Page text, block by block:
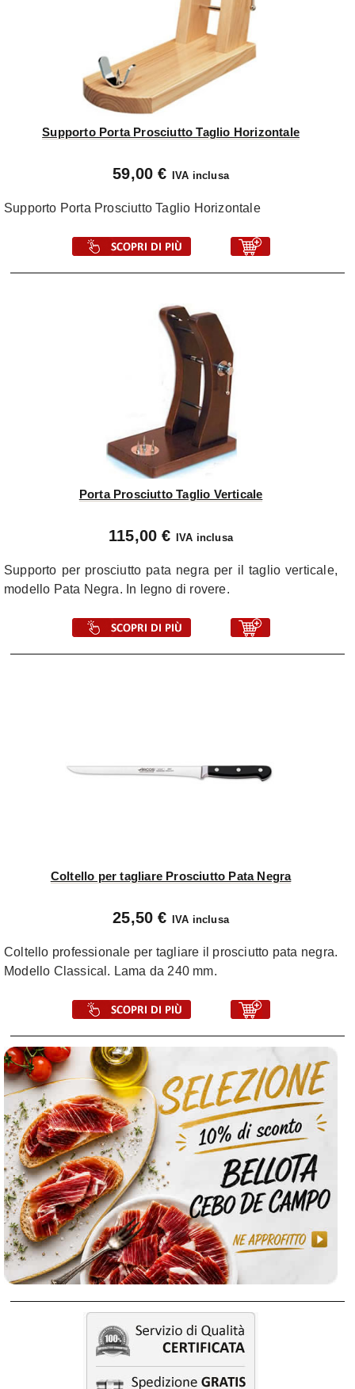
Supporto Porta Prosciutto Taglio Horizontale
59,00 € IVA inclusa
Supporto Porta Prosciutto Taglio Horizontale
Porta Prosciutto Taglio Verticale
115,00 € IVA inclusa
Supporto per prosciutto pata negra per il taglio verticale,
modello Pata Negra. In legno di rovere.
Coltello per tagliare Prosciutto Pata Negra
25,50 € IVA inclusa
Coltello professionale per tagliare il prosciutto pata negra.
Modello Classical. Lama da 240 mm.